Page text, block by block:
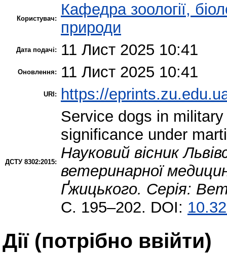
Користувач:
Кафедра зоології,
природи
Дата подачі: 11 Лист 2025 10:41
Оновлення: 11 Лист 2025 10:41
URI: https://
ДСТУ 8302:2015:
Service dogs in
significance under
Науковий вісник
ветеринарної
Ґжицького. Серія:
С. 195–202. DOI:
Дії ​​(потрібно ввійти)